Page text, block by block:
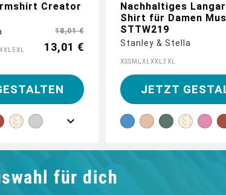
Creator
4XL5XL
18,01 €
13,01 €
Nachhaltiges
Shirt für Damen
STTW219
Stanley & Stella
XSS M LXLXXL3XL
JETZT
für dich